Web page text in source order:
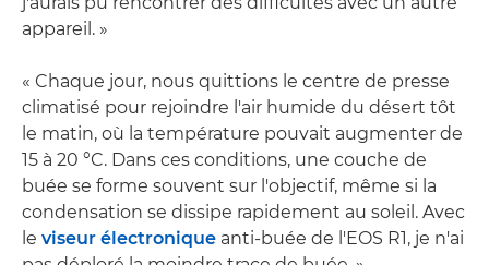
appareil. »
« Chaque jour, nous quittions le centre de presse
climatisé pour rejoindre l'air humide du désert tôt
le matin, où la température pouvait augmenter de
15 à 20 °C. Dans ces conditions, une couche de
buée se forme souvent sur l'objectif, même si la
condensation se dissipe rapidement au soleil. Avec
le viseur électronique anti-buée de l'EOS R1, je n'ai